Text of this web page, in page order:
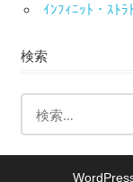
ｲﾝﾌｨﾆｯﾄ・ｽﾄﾗ
検索